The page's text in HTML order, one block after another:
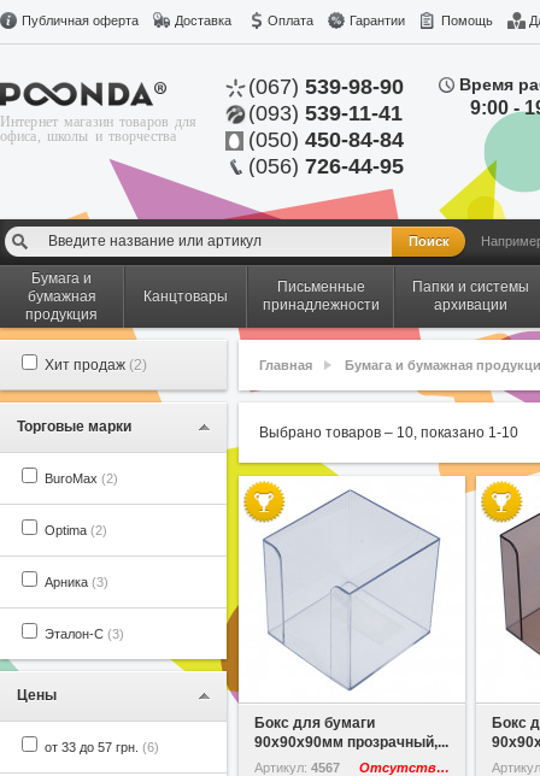
Публичная оферта Доставка Оплата Гарантии Помощь
Интернет магазин товаров для
офиса, школы и творчества
(067) 539-98-90
(093) 539-11-41
(050) 450-84-84
(056) 726-44-95
Время
9:00 -
Бумага и
бумажная
продукция
Канцтовары
Письменные
принадлежности
Папки и системы
архивации
Хит продаж (2)
Торговые марки
BuroMax (2)
Optima (2)
Арника (3)
Эталон-С (3)
Цены
от 33 до 57 грн. (6)
Главная Бумага и бумажная
Выбрано товаров – 10, показано 1-10
В избранное
Бокс для бумаги
90х90х90мм прозрачный,...
Артикул: 4567
Отсутствует
Бокс